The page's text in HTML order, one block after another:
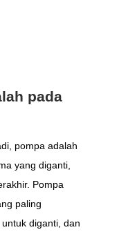
pada
pompa adalah
yang diganti,
Pompa
paling
diganti, dan